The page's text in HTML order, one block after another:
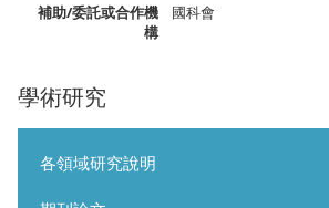
學術研究
各領域研究說明
補助/委託或合作機
構
國科會